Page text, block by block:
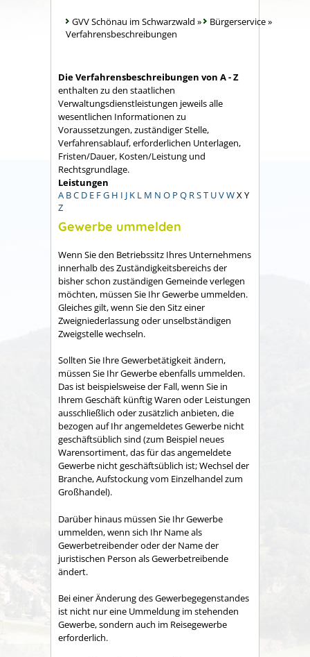
GVV Schönau im Schwarzwald » Bürgerservice»
Verfahrensbeschreibungen
Die Verfahrensbeschreibungen von A - Z
enthalten zu den staatlichen
Verwaltungsdienstleistungen jeweils alle
wesentlichen Informationen zu
Voraussetzungen, zuständiger Stelle,
Verfahrensablauf, erforderlichen Unterlagen,
Fristen/Dauer, Kosten/Leistung und
Rechtsgrundlage.
Leistungen
A BC D E FG H I J K L M N O P Q RST UVWX Y
Z
Gewerbe ummelden
Wenn Sie den Betriebssitz Ihres Unternehmens
innerhalb des Zuständigkeitsbereichs der
bisher schon zuständigen Gemeinde verlegen
möchten, müssen Sie Ihr Gewerbe ummelden.
Gleiches gilt, wenn Sie den Sitz einer
Zweigniederlassung oder unselbständigen
Zweigstelle wechseln.
Sollten Sie Ihre Gewerbetätigkeit ändern,
müssen Sie Ihr Gewerbe ebenfalls ummelden.
Das ist beispielsweise der Fall, wenn Sie in
Ihrem Geschäft künftig Waren oder Leistungen
ausschließlich oder zusätzlich anbieten, die
bezogen auf Ihr angemeldetes Gewerbe nicht
geschäftsüblich sind (zum Beispiel neues
Warensortiment, das für das angemeldete
Gewerbe nicht geschäftsüblich ist; Wechsel der
Branche, Aufstockung vom Einzelhandel zum
Großhandel).
Darüber hinaus müssen Sie Ihr Gewerbe
ummelden, wenn sich Ihr Name als
Gewerbetreibender oder der Name der
juristischen Person als Gewerbetreibende
ändert.
Bei einer Änderung des Gewerbegegenstandes
ist nicht nur eine Ummeldung im stehenden
Gewerbe, sondern auch im Reisegewerbe
erforderlich.